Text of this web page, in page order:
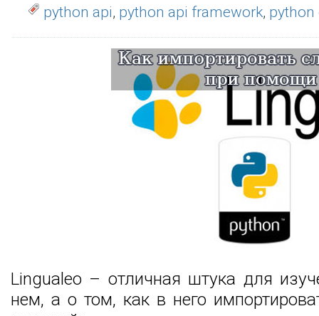
python api, python api framework, python
Lingualeo – отличная штука для
нем, а о том, как в него